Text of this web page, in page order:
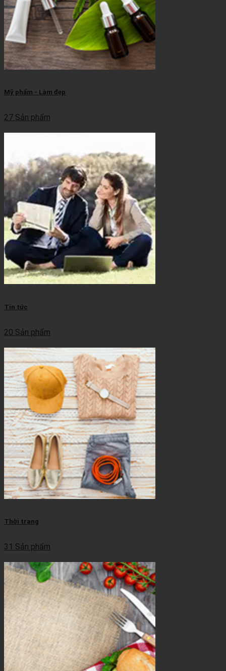
Mỹ phẩm - Làm đẹp
27 Sản phẩm
Tin tức
20 Sản phẩm
Thời trang
31 Sản phẩm